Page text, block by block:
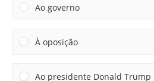
Ao governo
À oposição
Ao presidente Donald Trump